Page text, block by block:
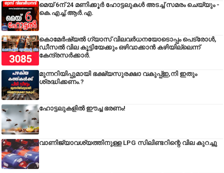
മെയ് 6ന് 24 മണിക്കൂർ ഹോട്ടലുകൾ അടച്ച് സമരം ചെയ്യും -
കെ.എച്ച്.ആർ.എ.
കൊമേർഷ്യൽ ഗ്യാസ് വിലവർധനയോടൊപ്പം പെട്രോൾ,
ഡീസല്‍ വില കൂട്ടിയേക്കും ഒഴിവാക്കാന്‍ കഴിയില്ലെന്ന്
കേന്ദ്രസര്‍ക്കാര്‍.
മുന്നറിയിപ്പുമായി ഭക്ഷ്യസുരക്ഷാ വകുപ്പ്ഇ,നി ഇതും
ശ്രദ്ധിക്കണം.?
ഹോട്ടലുകളിൽ ഈച്ച ഭരണം!
വാണിജ്യാവശ്യത്തിനുള്ള LPG സിലിണ്ടറിന്റെ വില കുറച്ചു